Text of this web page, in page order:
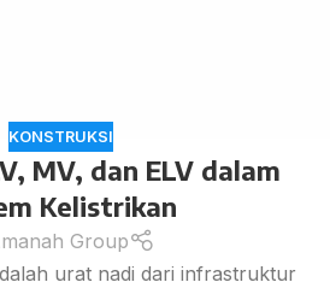
KONSTRUKSI
MV, dan ELV dalam
Kelistrikan
Group
urat nadi dari infrastruktur